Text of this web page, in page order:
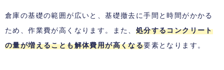
倉庫の基礎の範囲が広いと、基礎撤去に手間と時間がかかる
ため、作業費が高くなります。また、 処分するコンクリート
の量が増えることも解体費用が高くなる要素となります。